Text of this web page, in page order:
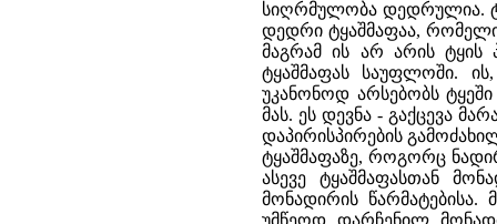
სიღრმულობა დედრულია.
დედრი ტყაშმაფაა,
მაგრამ ის არ არის
ტყაშმაფას საუფლოში.
უკანონოდ არსებობს
მას. ეს დევნა - გაქცევა
დაპირისპირების
ტყაშმაფაზე, როგორც
ასევე ტყაშმაფასთან
მონადირის
უმწეოდ დარჩენილ